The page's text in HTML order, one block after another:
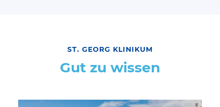
ST. GEORG KLINIKUM
Gut zu wissen